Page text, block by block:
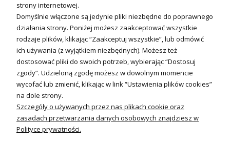
Kuchnia i Wentylacja
Kuchnia
Zlewozmywaki
Baterie kuchenne
Młynki do odpadów
Wentylacja i Informacje
strony internetowej.
Domyślnie włączone są jedynie pliki niezbędne do poprawnego
działania strony. Poniżej możesz zaakceptować wszystkie
rodzaje plików, klikając “Zaakceptuj wszystkie”, lub odmówić
ich używania (z wyjątkiem niezbędnych). Możesz też
dostosować pliki do swoich potrzeb, wybierając “Dostosuj
zgody”. Udzieloną zgodę możesz w dowolnym momencie
wycofać lub zmienić, klikając w link “Ustawienia plików cookies”
na dole strony.
Szczegóły o używanych przez nas plikach cookie oraz
zasadach przetwarzania danych osobowych znajdziesz w
Polityce prywatności.